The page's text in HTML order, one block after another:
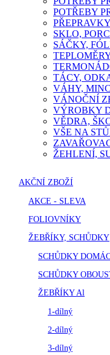
POTŘEBY
PŘEPRAVKY
SKLO,
SÁČKY,
TÁCY,
VÁHY,
VÁNOČNÍ
VÝROBKY
VĚDRA,
VŠE NA
ŽEHLENÍ,
AKČNÍ ZBOŽÍ
AKCE - SLEVA
FOLIOVNÍKY
ŽEBŘÍKY, SCHŮDKY
SCHŮDKY
SCHŮDKY
ŽEBŘÍKY Al
1-dílný
2-dílný
3-dílný